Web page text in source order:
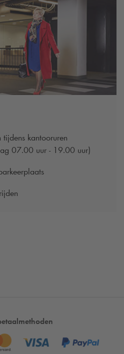
kantooruren
07.00 uur - 19.00 uur)